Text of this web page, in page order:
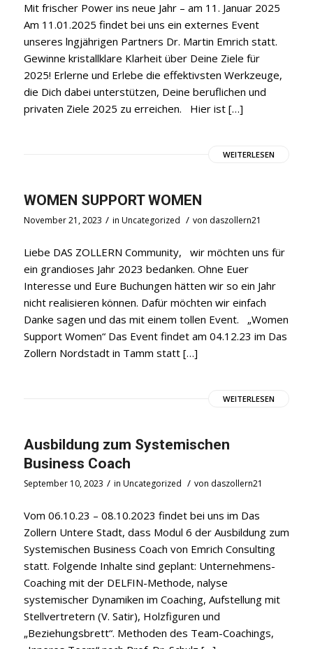
Mit frischer Power ins neue Jahr – am 11. Januar 2025
Am 11.01.2025 findet bei uns ein externes Event
unseres lngjährigen Partners Dr. Martin Emrich statt.
Gewinne kristallklare Klarheit über Deine Ziele für
2025! Erlerne und Erlebe die effektivsten Werkzeuge,
die Dich dabei unterstützen, Deine beruflichen und
privaten Ziele 2025 zu erreichen. Hier ist […]
WEITERLESEN
WOMEN SUPPORT WOMEN
November 21, 2023 / in Uncategorized / von daszollern21
Liebe DAS ZOLLERN Community, wir möchten uns für
ein grandioses Jahr 2023 bedanken. Ohne Euer
Interesse und Eure Buchungen hätten wir so ein Jahr
nicht realisieren können. Dafür möchten wir einfach
Danke sagen und das mit einem tollen Event. „Women
Support Women“ Das Event findet am 04.12.23 im Das
Zollern Nordstadt in Tamm statt […]
WEITERLESEN
Ausbildung zum Systemischen
Business Coach
September 10, 2023 / in Uncategorized / von daszollern21
Vom 06.10.23 – 08.10.2023 findet bei uns im Das
Zollern Untere Stadt, dass Modul 6 der Ausbildung zum
Systemischen Business Coach von Emrich Consulting
statt. Folgende Inhalte sind geplant: Unternehmens-
Coaching mit der DELFIN-Methode, nalyse
systemischer Dynamiken im Coaching, Aufstellung mit
Stellvertretern (V. Satir), Holzfiguren und
„Beziehungsbrett“. Methoden des Team-Coachings,